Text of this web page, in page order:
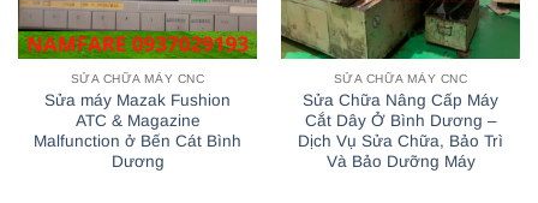
SỬA CHỮA MÁY CNC
Sửa máy Mazak Fushion
ATC & Magazine
Malfunction ở Bến Cát Bình
Dương
SỬA CHỮA MÁY CNC
Sửa Chữa Nâng Cấp Máy
Cắt Dây Ở Bình Dương –
Dịch Vụ Sửa Chữa, Bảo Trì
Và Bảo Dưỡng Máy